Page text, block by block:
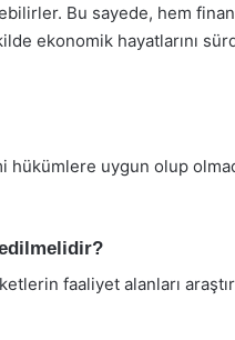
Bu sayede, hem
ekonomik hayatlarını
hükümlere uygun olup
faaliyet alanları